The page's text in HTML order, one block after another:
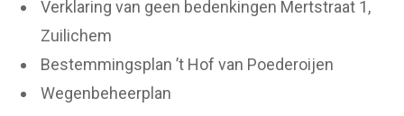
Verklaring van geen bedenkingen Mertstraat 1,
Zuilichem
Bestemmingsplan ’t Hof van Poederoijen
Wegenbeheerplan